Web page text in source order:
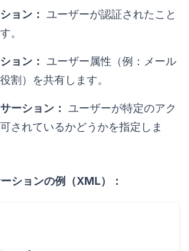
ョン： ユーザーが認証されたこと
。
ョン： ユーザー属性（例：メール
割）を共有します。
ーション： ユーザーが特定のアク
されているかどうかを指定しま
ションの例（XML）：